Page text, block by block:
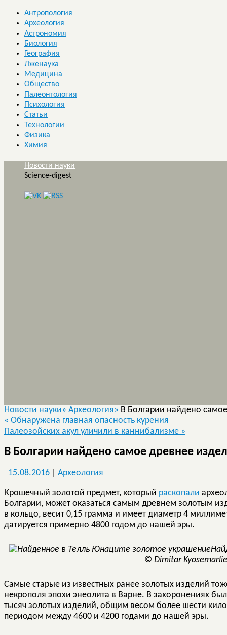
Антропология
Археология
Астрономия
Биология
География
Лженаука
Медицина
Общество
Палеонтология
Психология
Статьи
Технологии
Физика
Химия
Новости науки
Science-digest
Новости науки» Археология» В Болгарии найдено
« Обнаружена главная опасность курения
Палеозойских акул уличили в каннибализме »
В Болгарии найдено самое древнее
15.08.2016 Археология
Крошечный золотой предмет, который раскопали
Болгарии, может оказаться самым древнем золотым
в кольцо, весит 0,15 грамма и имеет диаметр 4
датируется примерно 4800 годом до нашей эры.
© Dimitar
Самые старые из известных ранее золотых изделий
некрополя эпохи энеолита в Варне. В захоронениях
тысяч золотых изделий, общим весом более шести
периодом между 4600 и 4200 годами до нашей эры.